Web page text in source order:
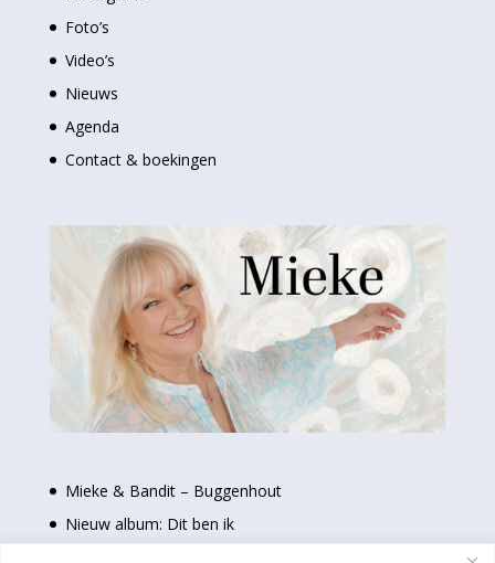
Foto’s
Video’s
Nieuws
Agenda
Contact & boekingen
Mieke & Bandit – Buggenhout
Nieuw album: Dit ben ik